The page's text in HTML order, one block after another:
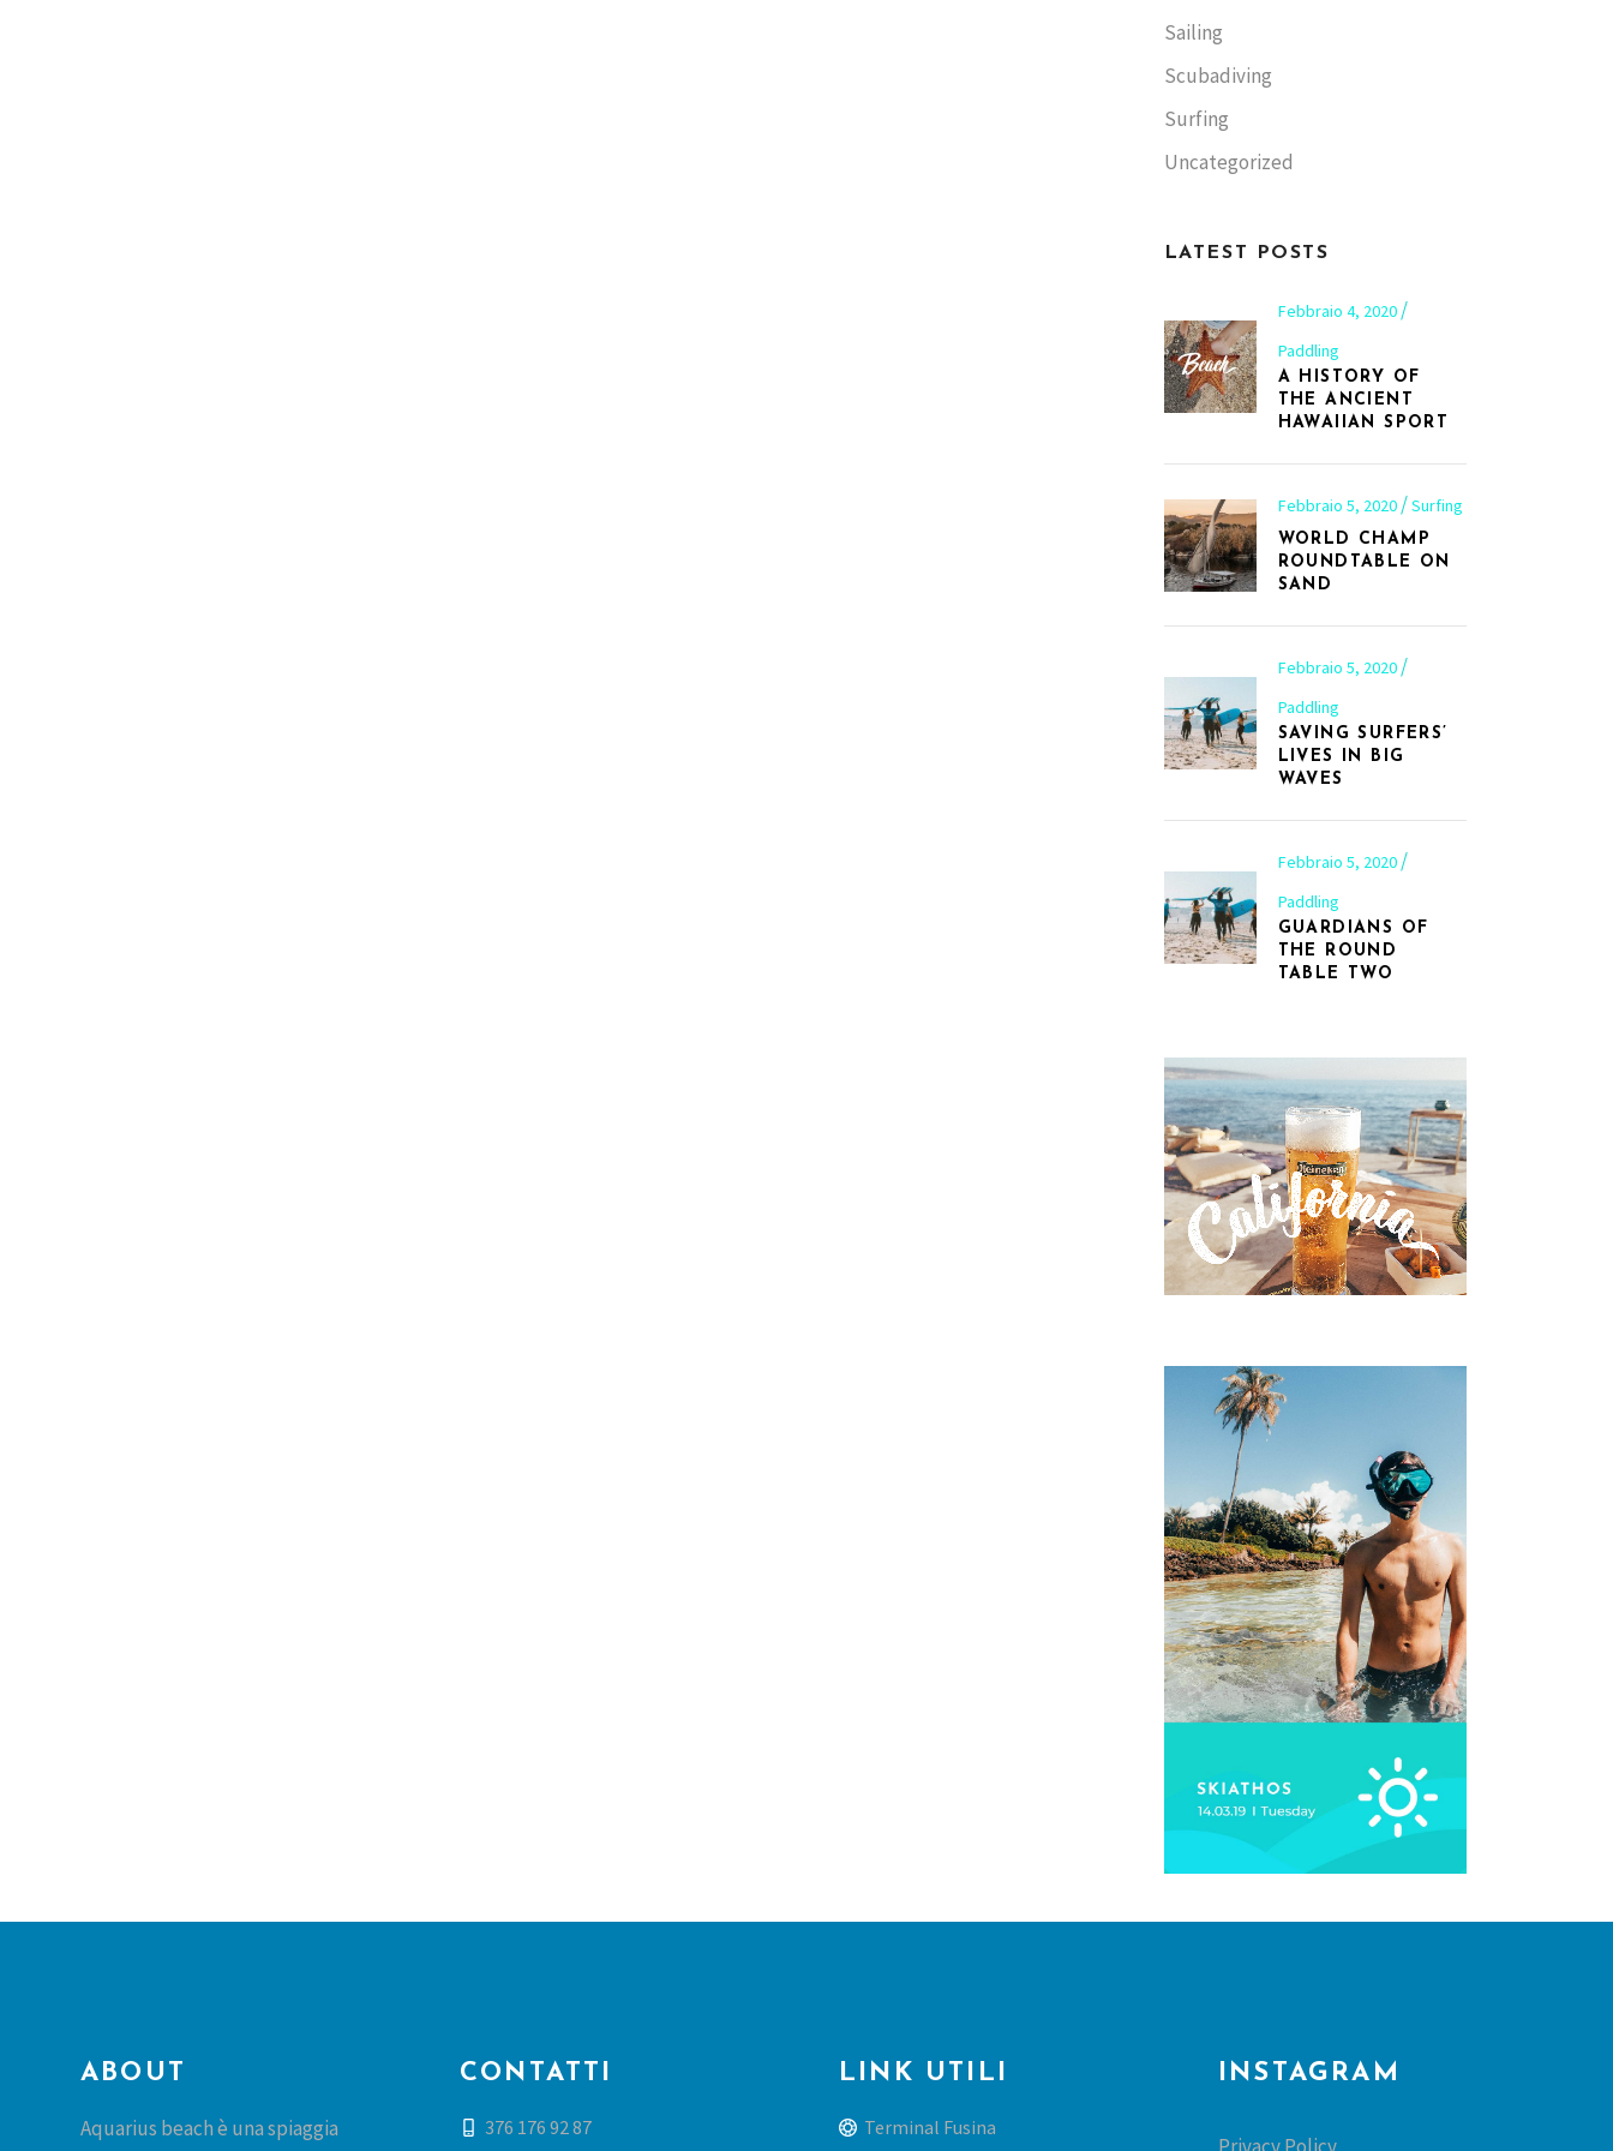
Sailing
Scubadiving
Surfing
Uncategorized
LATEST POSTS
Febbraio 4, 2020
Paddling
A HISTORY OF
THE ANCIENT
HAWAIIAN SPORT
Febbraio 5, 2020 Surfing
WORLD CHAMP
ROUNDTABLE ON
SAND
Febbraio 5, 2020
Paddling
SAVING SURFERS’
LIVES IN BIG
WAVES
Febbraio 5, 2020
Paddling
GUARDIANS OF
THE ROUND
TABLE TWO
ABOUT
Aquarius beach è una spiaggia
CONTATTI
376 176 92 87
LINK UTILI
Terminal Fusina
INSTAGRAM